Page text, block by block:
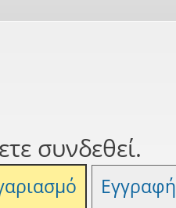
συνδεθεί.
Εγγραφή